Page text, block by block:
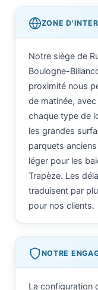
ZONE
Notre siège de
Boulogne-
proximité nous
de matinée,
chaque type de
les grandes
parquets
léger pour les
Trapèze. Les
traduisent par
pour nos clients.
NOTRE
La configuration